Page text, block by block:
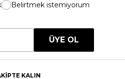
Belirtmek istemiyorum
ÜYE OL
KALIN